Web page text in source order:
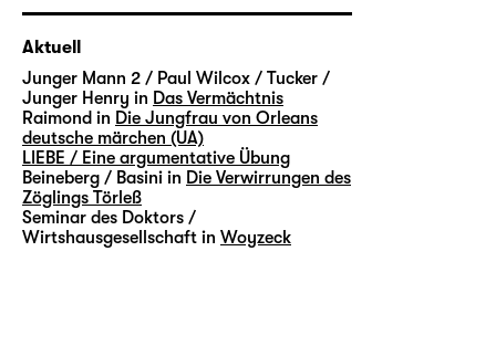
Aktuell
Junger Mann 2 / Paul Wilcox / Tucker /
Junger Henry in Das Vermächtnis
Raimond in Die Jungfrau von Orleans
deutsche märchen (UA)
LIEBE / Eine argumentative Übung
Beineberg / Basini in Die Verwirrungen des
Zöglings Törleß
Seminar des Doktors /
Wirtshausgesellschaft in Woyzeck